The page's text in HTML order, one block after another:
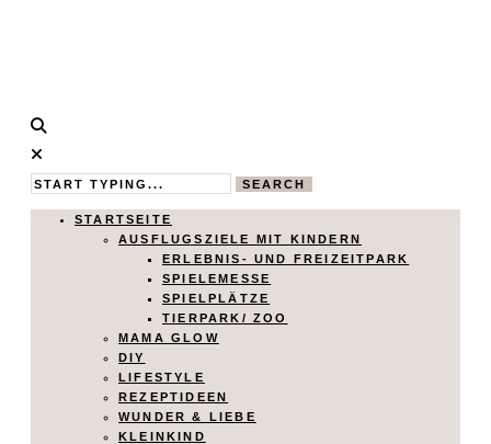
Calistas
Traum
MAMABLOG
SEARCH
STARTSEITE
AUSFLUGSZIELE MIT KINDERN
ERLEBNIS- UND FREIZEITPARK
SPIELEMESSE
SPIELPLÄTZE
TIERPARK/ ZOO
MAMA GLOW
DIY
LIFESTYLE
REZEPTIDEEN
WUNDER & LIEBE
KLEINKIND